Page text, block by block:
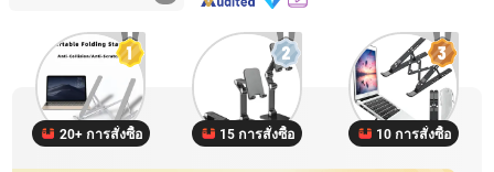
20+ การสั่งซื้อ 15 การสั่งซื้อ 10 การสั่งซื้อ